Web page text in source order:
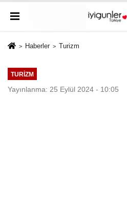
Haberler Turizm
TURIZM
Yayınlanma: 25 Eylül 2024 - 10:05